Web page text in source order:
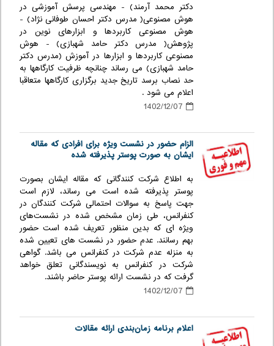
دکتر محمد آرمند) - مهندسی پرسش آموزشی در
هوش مصنوعی( مدرس دکتر احسان طوفانی نژاد) -
هوش مصنوعی کاربردها و ابزارهای نوین در
پژوهش( مدرس دکتر حامد شهبازی) - هوش
مصنوعی کاربردها و ابزارها در آموزش (مدرس دکتر
حامد شهبازی) می رساند چنانچه ظرفیت کارگاهها به
حد نصاب برسد تاریخ جدید برگزاری کارگاهها متعاقبا
اعلام می شود .
الزام حضور در نشست ویژه برای افرادی که مقاله
ایشان به صورت پوستر پذیرفته شده
به اطلاع شرکت کنندگانی که مقاله ایشان بصورت
پوستر پذیرفته شده است می رساند، لازم است
جهت پاسخ به سوالات احتمالی شرکت کنندگان در
کنفرانس، طی زمان مشخص شده در نشست‌های
ویژه ای که بدین منظور تعریف شده است حضور
بهم رسانند. عدم حضور در نشست های تعیین شده
به منزله عدم شرکت در کنفرانس می باشد. گواهی
شرکت در کنفرانس به نویسندگانی تعلق خواهد
گرفت که در نشست ارائه پوستر حاضر باشند.
اعلام برنامه زمان‌بندی ارائه مقالات